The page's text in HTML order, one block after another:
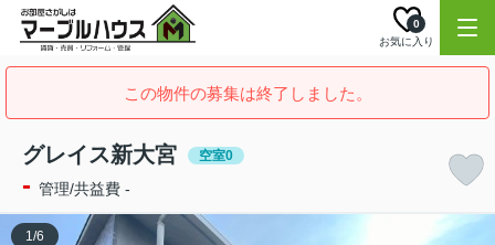
お気に入り
0
この物件の募集は終了しました。
グレイス新大宮 空室0
- 管理/共益費 -
1/6